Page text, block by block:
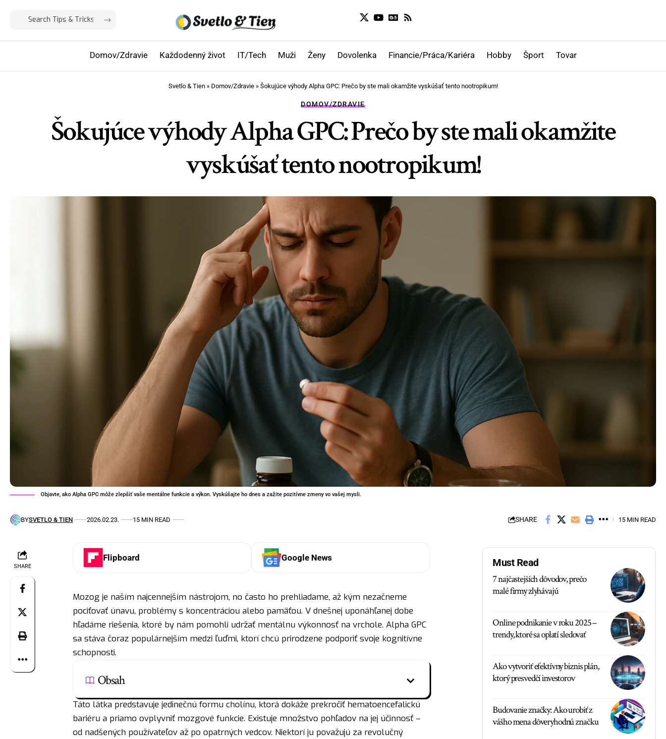
Domov/Zdravie Každodenný život IT/Tech Muži Ženy Dovolenka Financie/Práca/Kariéra Hobby Šport Tovar
Svetlo & Tien» Domov/Zdravie» Šokujúce výhody Alpha GPC: Prečo by ste mali okamžite vyskúšať tento nootropikum!
DOMOV/ZDRAVIE
Šokujúce výhody Alpha GPC: Prečo by ste mali okamžite
vyskúšať tento nootropikum!
Objavte, ako Alpha GPC môže zlepšiť vaše mentálne funkcie a výkon. Vyskúšajte ho dnes a zažite pozitívne zmeny vo vašej mysli.
BYSVETLO & TIEN 2026.02.23. 15 MIN READ SHARE 15 MIN READ
SHARE
Flipboard Google News
Mozog je naším najcennejším nástrojom, no často ho prehliadame, až kým nezačneme
pociťovať únavu, problémy s koncentráciou alebo pamäťou. V dnešnej uponáhľanej dobe
hľadáme riešenia, ktoré by nám pomohli udržať mentálnu výkonnosť na vrchole. Alpha GPC
sa stáva čoraz populárnejším medzi ľuďmi, ktorí chcú prirodzene podporiť svoje kognitívne
schopnosti.
Obsah
Táto látka predstavuje jedinečnú formu cholínu, ktorá dokáže prekročiť hematoencefalickú
bariéru a priamo ovplyvniť mozgové funkcie. Existuje množstvo pohľadov na jej účinnosť –
od nadšených používateľov až po opatrných vedcov. Niektorí ju považujú za revolučný
Must Read
7 najčastejších dôvodov, prečo
malé firmy zlyhávajú
Online podnikanie v roku 2025 –
trendy, ktoré sa oplatí sledovať
Ako vytvoriť efektívny biznis plán,
ktorý presvedčí investorov
Budovanie značky: Ako urobiť z
vášho mena dôveryhodnú značku